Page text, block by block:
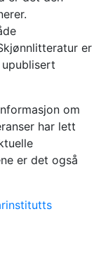
er
om
har lett
er det også